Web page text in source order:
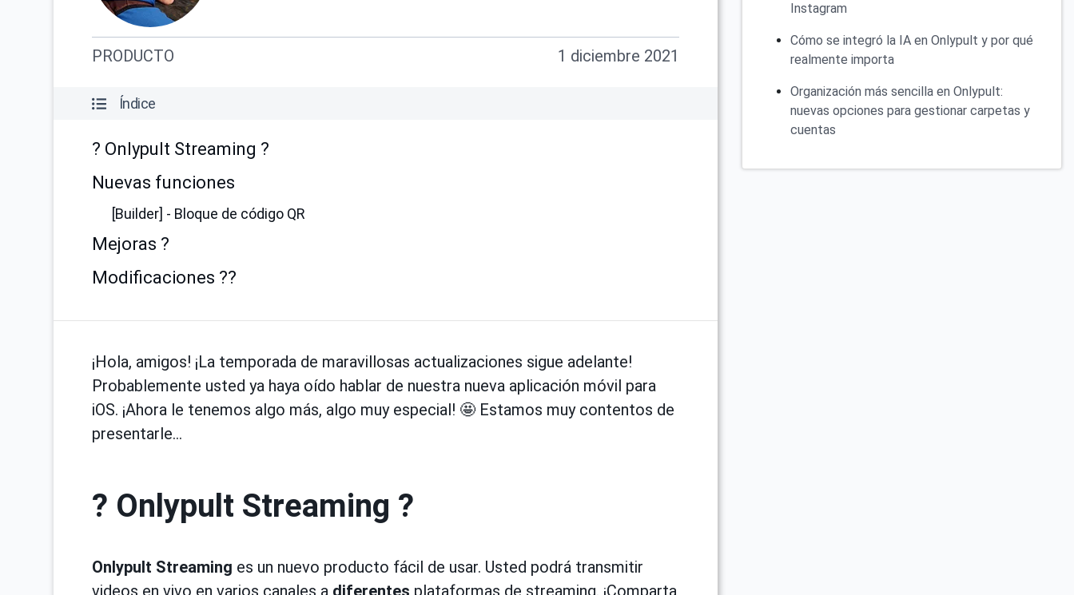
PRODUCTO 1 diciembre 2021
Índice
? Onlypult Streaming ?
Nuevas funciones
[Builder] - Bloque de código QR
Mejoras ?
Modificaciones ??
¡Hola, amigos! ¡La temporada de maravillosas actualizaciones sigue adelante!
Probablemente usted ya haya oído hablar de nuestra nueva aplicación móvil para
iOS. ¡Ahora le tenemos algo más, algo muy especial! 🤩 Estamos muy contentos de
presentarle…
? Onlypult Streaming ?
Onlypult Streaming es un nuevo producto fácil de usar. Usted podrá transmitir
videos en vivo en varios canales a diferentes plataformas de streaming. ¡Comparta
Instagram
Cómo se integró la IA en Onlypult y por qué
realmente importa
Organización más sencilla en Onlypult:
nuevas opciones para gestionar carpetas y
cuentas